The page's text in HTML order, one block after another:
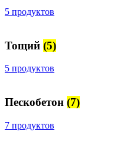
5 продуктов
Тощий (5)
5 продуктов
Пескобетон (7)
7 продуктов